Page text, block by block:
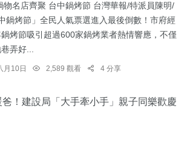
物名店齊聚 台中鍋烤節 台灣華報/特派員陳明/
鍋烤節」全民人氣票選進入最後倒數！市府經
烤節吸引超過600家鍋烤業者熱情響應，不僅
弄好...
月10日 2,589 觀看 4 分享